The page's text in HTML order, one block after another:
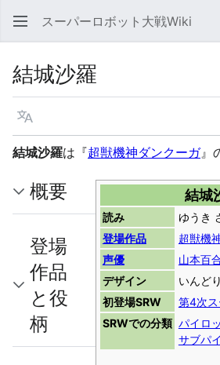
スーパーロボット大戦Wiki
結城沙羅
言語
結城沙羅は『超獣機神ダンクーガ』
結城
読み
ゆうき
登場作品
超獣機
声優
山本百
デザイン
いんど
初登場SRW
第4次
SRWでの分類 パイロ
サブパ
概要
登場
作品
と役
柄